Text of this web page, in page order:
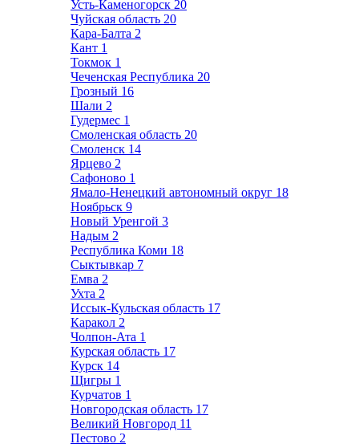
Усть-Каменогорск 20
Чуйская область 20
Кара-Балта 2
Кант 1
Токмок 1
Чеченская Республика 20
Грозный 16
Шали 2
Гудермес 1
Смоленская область 20
Смоленск 14
Ярцево 2
Сафоново 1
Ямало-Ненецкий автономный округ 18
Ноябрьск 9
Новый Уренгой 3
Надым 2
Республика Коми 18
Сыктывкар 7
Емва 2
Ухта 2
Иссык-Кульская область 17
Каракол 2
Чолпон-Ата 1
Курская область 17
Курск 14
Щигры 1
Курчатов 1
Новгородская область 17
Великий Новгород 11
Пестово 2